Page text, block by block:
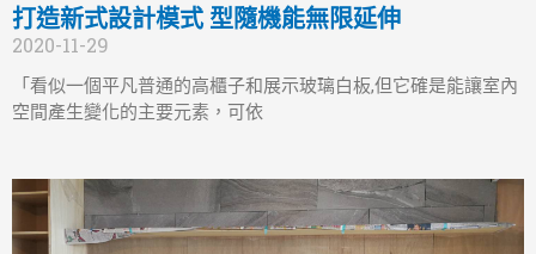
打造新式設計模式 型隨機能無限延伸
2020-11-29
「看似一個平凡普通的高櫃子和展示玻璃白板,但它確是能讓室內
空間產生變化的主要元素，可依